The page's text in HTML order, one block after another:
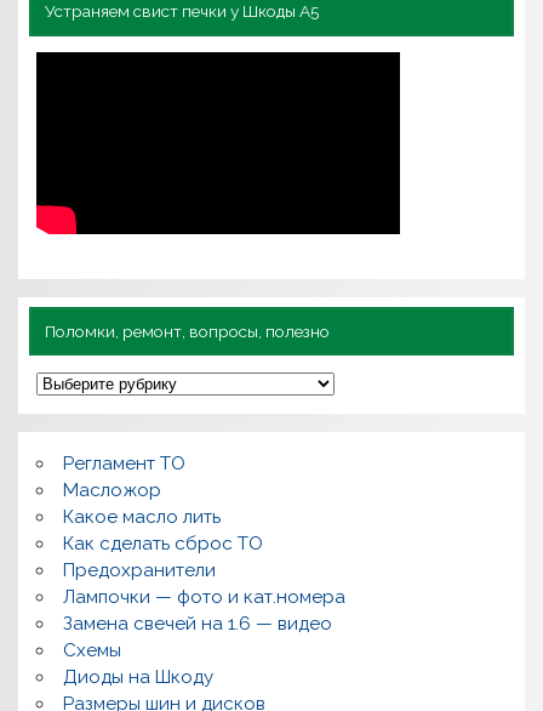
Устраняем свист печки у Шкоды А5
Поломки, ремонт, вопросы, полезно
П
о
л
о
к
и
р
е
м
о
н
т
,
в
о
Регламент ТО
Масложор
Какое масло лить
Как сделать сброс ТО
Предохранители
Лампочки — фото и кат.номера
Замена свечей на 1.6 — видео
Схемы
Диоды на Шкоду
Размеры шин и дисков